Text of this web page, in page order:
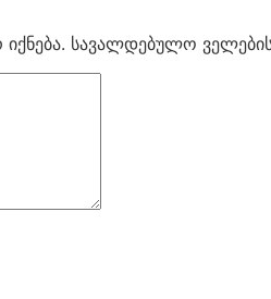
სავალდებულო ველების